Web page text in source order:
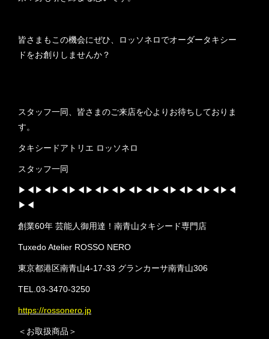
皆さまもこの機会にぜひ、ロッソネロでオーダータキシー
ドをお創りしませんか？
スタッフ一同、皆さまのご来店を心よりお待ちしておりま
す。
タキシードアトリエ ロッソネロ
スタッフ一同
▶︎◀︎▶︎◀︎▶︎◀︎▶︎◀︎▶︎◀︎▶︎◀︎▶︎◀︎▶︎◀︎▶︎◀︎▶︎◀︎▶︎◀︎▶︎◀︎▶︎◀︎
▶︎◀︎
創業60年 芸能人御用達！南青山タキシード専門店
Tuxedo Atelier ROSSO NERO
東京都港区南青山4-17-33 グランカーサ南青山306
TEL.03-3470-3250
https://rossonero.jp
＜お取扱商品＞